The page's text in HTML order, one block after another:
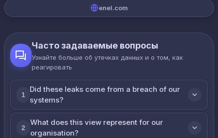
enel.com
Часто задаваемые вопросы
Узнайте больше об утечках данных и о том, как
реагировать
1
Did these leaks come from a breach of our
systems?
2
What does this view represent for our
organisation?